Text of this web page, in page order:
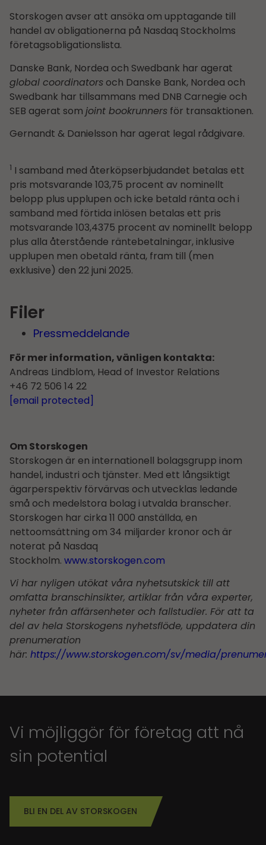
Storskogen avser att ansöka om upptagande till
handel av obligationerna på Nasdaq Stockholms
företagsobligationslista.
Danske Bank, Nordea och Swedbank har agerat
global coordinators och Danske Bank, Nordea och
Swedbank har tillsammans med DNB Carnegie och
SEB agerat som joint bookrunners för transaktionen.
Gernandt & Danielsson har agerat legal rådgivare.
1 I samband med återköpserbjudandet betalas ett
pris motsvarande 103,75 procent av nominellt
belopp plus upplupen och icke betald ränta och i
samband med förtida inlösen betalas ett pris
motsvarande 103,4375 procent av nominellt belopp
plus alla återstående räntebetalningar, inklusive
upplupen men obetald ränta, fram till (men
exklusive) den 22 juni 2025.
Filer
Pressmeddelande
För mer information, vänligen kontakta:
Andreas Lindblom, Head of Investor Relations
+46 72 506 14 22
[email protected]
Om Storskogen
Storskogen är en internationell bolagsgrupp inom
handel, industri och tjänster. Med ett långsiktigt
ägarperspektiv förvärvas och utvecklas ledande
små och medelstora bolag i utvalda branscher.
Storskogen har cirka 11 000 anställda, en
nettoomsättning om 34 miljarder kronor och är
noterat på Nasdaq
Stockholm. www.storskogen.com
Vi har nyligen utökat våra nyhetsutskick till att
omfatta branschinsikter, artiklar från våra experter,
nyheter från affärsenheter och fallstudier. För att ta
del av hela Storskogens nyhetsflöde, uppdatera din
prenumeration
här: https://www.storskogen.com/sv/media/
Vi möjliggör för företag att nå
sin potential
BLI EN DEL AV STORSKOGEN